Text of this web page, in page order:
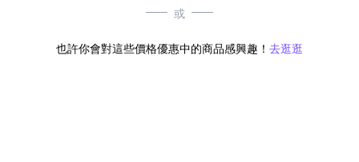
或
也許你會對這些價格優惠中的商品感興趣！ 去逛逛